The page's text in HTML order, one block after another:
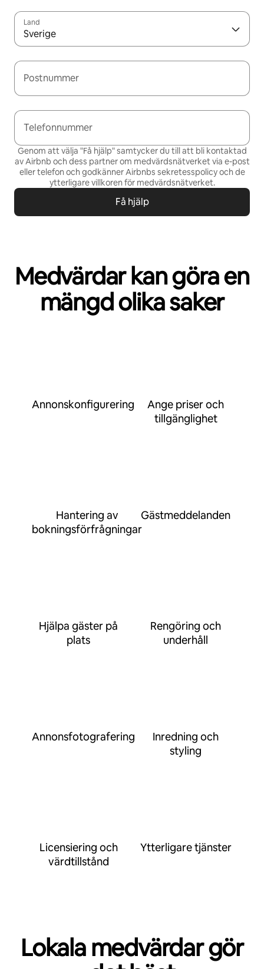
Land
Sverige
Postnummer
Telefonnummer
Genom att välja "Få hjälp" samtycker du till att bli kontaktad
av Airbnb och dess partner om medvärdsnätverket via e-post
eller telefon och godkänner Airbnbs sekretesspolicy och de
ytterligare villkoren för medvärdsnätverket.
Få hjälp
Medvärdar kan göra en
mängd olika saker
Annonskonfigurering
Ange priser och
tillgänglighet
Hantering av
bokningsförfrågningar
Gästmeddelanden
Hjälpa gäster på
plats
Rengöring och
underhåll
Annonsfotografering
Inredning och
styling
Licensiering och
värdtillstånd
Ytterligare tjänster
Lokala medvärdar gör